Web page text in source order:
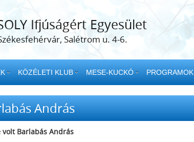
Ifjúságért Egyesület
Salétrom u. 4-6.
KÖZÉLETI KLUB MESE-KUCKÓ PROGRAMOK
András
Barlabás András